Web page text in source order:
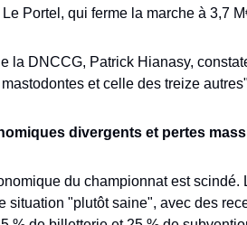
Portel, qui ferme la marche à 3,7
la DNCCG, Patrick Hianasy,
et celle des treize
divergents et pertes
du championnat est scindé.
situation "plutôt saine", avec des